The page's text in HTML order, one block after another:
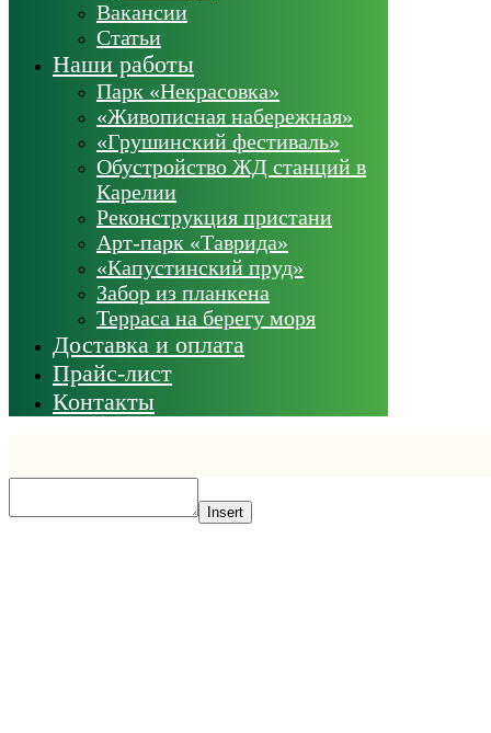
Вакансии
Статьи
Наши работы
Парк «Некрасовка»
«Живописная набережная»
«Грушинский фестиваль»
Обустройство ЖД станций в
Карелии
Реконструкция пристани
Арт-парк «Таврида»
«Капустинский пруд»
Забор из планкена
Терраса на берегу моря
Доставка и оплата
Прайс-лист
Контакты
Insert